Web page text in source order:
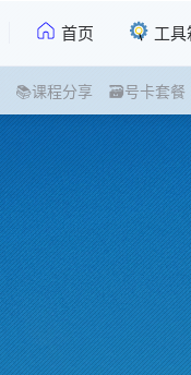
首页 工具
📚课程分享 🗃号卡套餐